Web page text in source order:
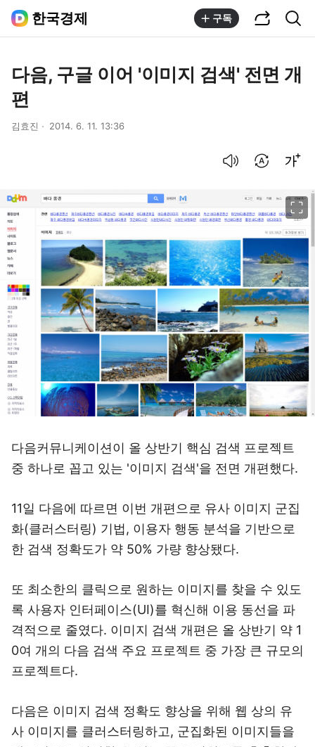
한국경제 구독
다음, 구글 이어 '이미지 검색' 전면 개
편
김효진 2014. 6. 11. 13:36
다음커뮤니케이션이 올 상반기 핵심 검색 프로젝트
중 하나로 꼽고 있는 '이미지 검색'을 전면 개편했다.
11일 다음에 따르면 이번 개편으로 유사 이미지 군집
화(클러스터링) 기법, 이용자 행동 분석을 기반으로
한 검색 정확도가 약 50% 가량 향상됐다.
또 최소한의 클릭으로 원하는 이미지를 찾을 수 있도
록 사용자 인터페이스(UI)를 혁신해 이용 동선을 파
격적으로 줄였다. 이미지 검색 개편은 올 상반기 약 1
0여 개의 다음 검색 주요 프로젝트 중 가장 큰 규모의
프로젝트다.
다음은 이미지 검색 정확도 향상을 위해 웹 상의 유
사 이미지를 클러스터링하고, 군집화된 이미지들을